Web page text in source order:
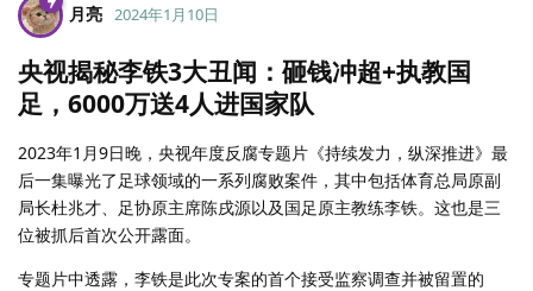
月亮 2024年1月10日
央视揭秘李铁3大丑闻：砸钱冲超+执教国
足，6000万送4人进国家队
2023年1月9日晚，央视年度反腐专题片《持续发力，纵深推进》最
后一集曝光了足球领域的一系列腐败案件，其中包括体育总局原副
局长杜兆才、足协原主席陈戌源以及国足原主教练李铁。这也是三
位被抓后首次公开露面。
专题片中透露，李铁是此次专案的首个接受监察调查并被留置的